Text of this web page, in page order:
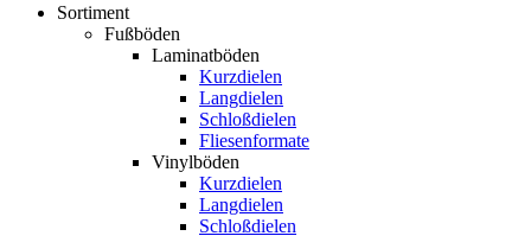
Sortiment
Fußböden
Laminatböden
Kurzdielen
Langdielen
Schloßdielen
Fliesenformate
Vinylböden
Kurzdielen
Langdielen
Schloßdielen